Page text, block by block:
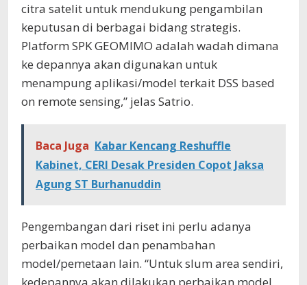
citra satelit untuk mendukung pengambilan
keputusan di berbagai bidang strategis.
Platform SPK GEOMIMO adalah wadah dimana
ke depannya akan digunakan untuk
menampung aplikasi/model terkait DSS based
on remote sensing,” jelas Satrio.
Baca Juga Kabar Kencang Reshuffle
Kabinet, CERI Desak Presiden Copot Jaksa
Agung ST Burhanuddin
Pengembangan dari riset ini perlu adanya
perbaikan model dan penambahan
model/pemetaan lain. “Untuk slum area sendiri,